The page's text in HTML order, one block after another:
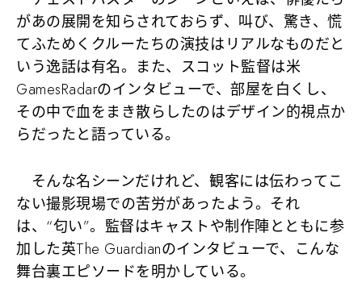
があの展開を知らされておらず、叫び、驚き、慌
てふためくクルーたちの演技はリアルなものだと
いう逸話は有名。また、スコット監督は米
GamesRadarのインタビューで、部屋を白くし、
その中で血をまき散らしたのはデザイン的視点か
らだったと語っている。
そんな名シーンだけれど、観客には伝わってこ
ない撮影現場での苦労があったよう。それ
は、“匂い”。監督はキャストや制作陣とともに参
加した英The Guardianのインタビューで、こんな
舞台裏エピソードを明かしている。